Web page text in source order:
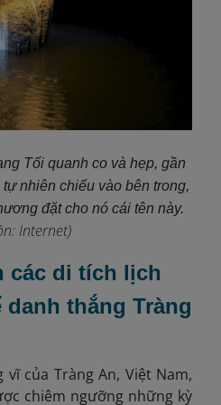
Tối quanh co và hẹp, gần
nhiên chiếu vào bên trong,
đặt cho nó cái tên này.
Internet)
các di tích lịch
thắng Tràng
của Tràng An, Việt Nam,
chiêm ngưỡng những kỳ